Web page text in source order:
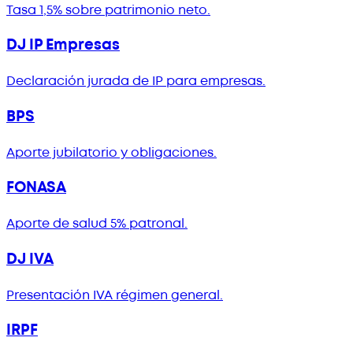
Tasa 1,5% sobre patrimonio neto.
DJ IP Empresas
Declaración jurada de IP para empresas.
BPS
Aporte jubilatorio y obligaciones.
FONASA
Aporte de salud 5% patronal.
DJ IVA
Presentación IVA régimen general.
IRPF